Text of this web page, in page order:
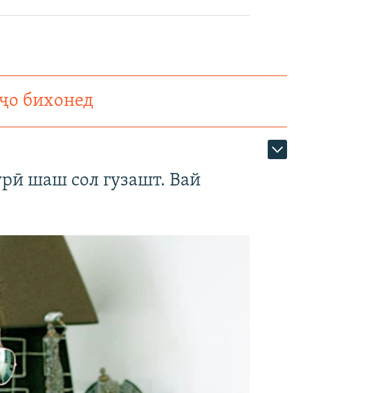
бихонед
шаш сол гузашт. Вай